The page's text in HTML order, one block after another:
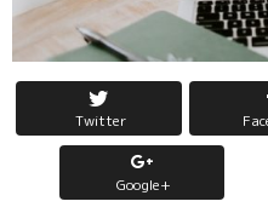
Twitter
Google+